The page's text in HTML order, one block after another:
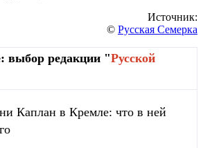
Источник:
© Русская Семерка
выбор редакции "Русской
Каплан в Кремле: что в ней